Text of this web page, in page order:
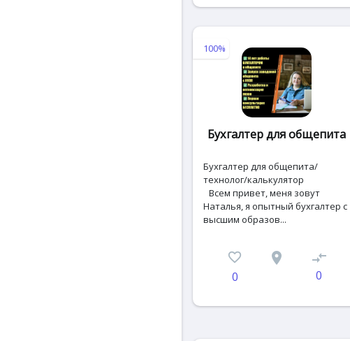
100%
Бухгалтер для общепита
Бухгалтер для общепита/
технолог/калькулятор
Всем привет, меня зовут
Наталья, я опытный бухгалтер с
высшим образов...
favorite_border
0
place compare_arrows
0